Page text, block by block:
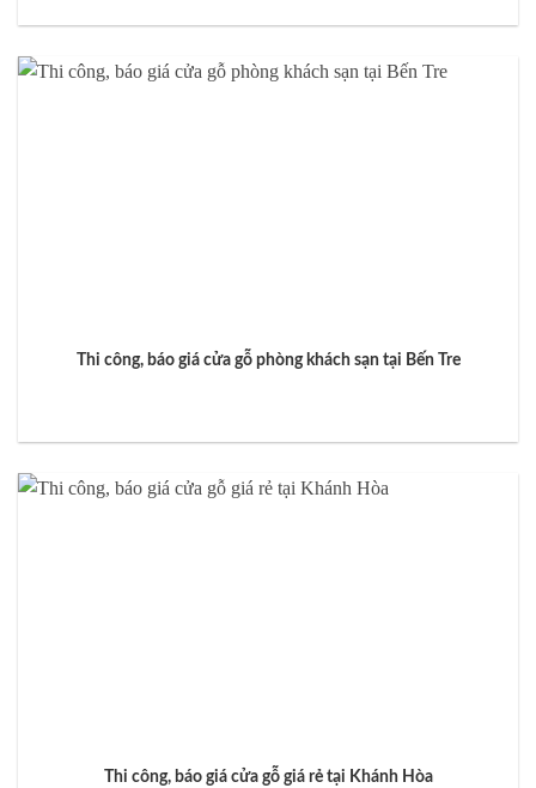
Thi công, báo giá cửa gỗ phòng khách sạn tại Bến Tre
Thi công, báo giá cửa gỗ giá rẻ tại Khánh Hòa